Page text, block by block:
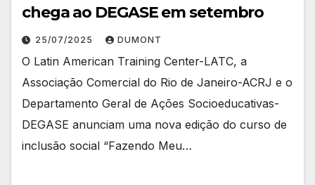
chega ao DEGASE em setembro
25/07/2025 DUMONT
O Latin American Training Center-LATC, a
Associação Comercial do Rio de Janeiro-ACRJ e o
Departamento Geral de Ações Socioeducativas-
DEGASE anunciam uma nova edição do curso de
inclusão social “Fazendo Meu…